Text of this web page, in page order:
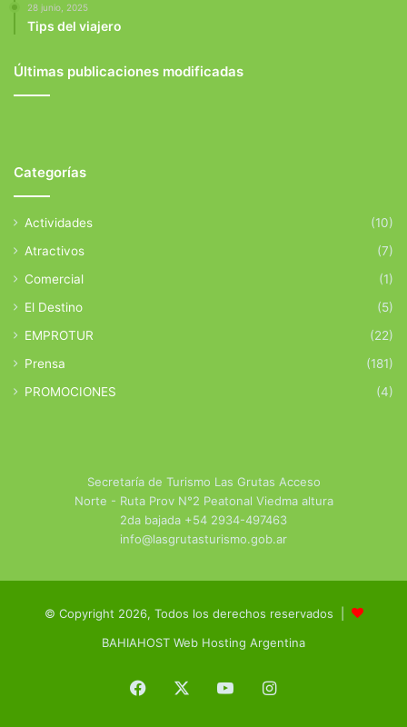
28 junio, 2025
Tips del viajero
Últimas publicaciones modificadas
Categorías
Actividades
(10)
Atractivos
(7)
Comercial
(1)
El Destino
(5)
EMPROTUR
(22)
Prensa
(181)
PROMOCIONES
(4)
Secretaría de Turismo Las Grutas Acceso
Norte - Ruta Prov N°2 Peatonal Viedma altura
2da bajada +54 2934-497463
info@lasgrutasturismo.gob.ar
© Copyright 2026, Todos los derechos reservados |
BAHIAHOST Web Hosting Argentina
Facebook YouTubeInstagram